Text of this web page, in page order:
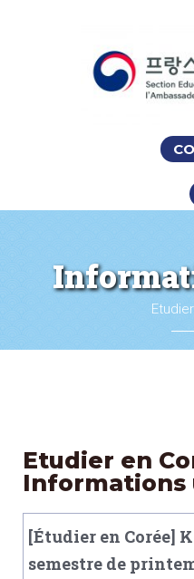
Etudier en
Informations
[Étudier en Corée]
semestre de